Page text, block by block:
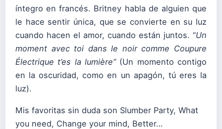
íntegro en francés. Britney habla de alguien que
le hace sentir única, que se convierte en su luz
cuando hacen el amor, cuando están juntos. “Un
moment avec toi dans le noir comme Coupure
Électrique t’es la lumière”(Un momento contigo
en la oscuridad, como en un apagón, tú eres la
luz).
Mis favoritas sin duda son Slumber Party, What
you need, Change your mind, Better…